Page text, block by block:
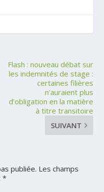
Flash : nouveau débat sur
les indemnités de stage :
certaines filières
n’auraient plus
d’obligation en la matière
à titre transitoire
SUIVANT
publiée. Les champs
*